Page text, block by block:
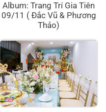
Album: Trang Trí Gia Tiên
09/11 ( Đắc Vũ & Phương
Thảo)